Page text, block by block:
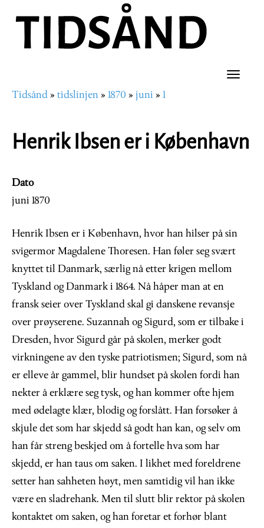
hovedinnhold
Toggle
Navigasjonssti
Tidsånd tidslinjen 1870 juni 1
Henrik Ibsen er i København
Dato
juni 1870
Henrik Ibsen er i København, hvor han hilser på sin
svigermor Magdalene Thoresen. Han føler seg svært
knyttet til Danmark, særlig nå etter krigen mellom
Tyskland og Danmark i 1864. Nå håper man at en
fransk seier over Tyskland skal gi danskene revansje
over prøyserene. Suzannah og Sigurd, som er tilbake i
Dresden, hvor Sigurd går på skolen, merker godt
virkningene av den tyske patriotismen; Sigurd, som nå
er elleve år gammel, blir hundset på skolen fordi han
nekter å erklære seg tysk, og han kommer ofte hjem
med ødelagte klær, blodig og forslått. Han forsøker å
skjule det som har skjedd så godt han kan, og selv om
han får streng beskjed om å fortelle hva som har
skjedd, er han taus om saken. I likhet med foreldrene
setter han sahheten høyt, men samtidig vil han ikke
være en sladrehank. Men til slutt blir rektor på skolen
kontaktet om saken, og han foretar et forhør blant